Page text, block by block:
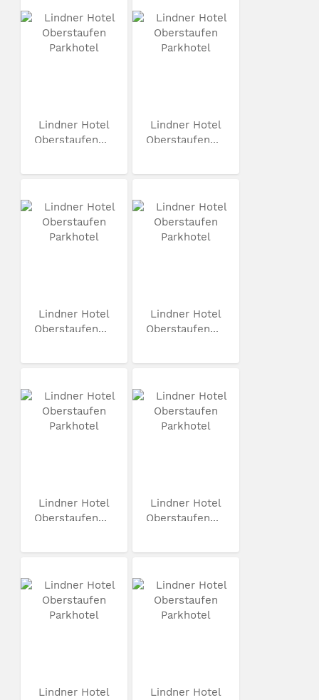
Lindner Hotel
Oberstaufen...
Lindner Hotel
Oberstaufen...
Lindner Hotel
Oberstaufen...
Lindner Hotel
Oberstaufen...
Lindner Hotel
Oberstaufen...
Lindner Hotel
Oberstaufen...
Lindner Hotel
Lindner Hotel